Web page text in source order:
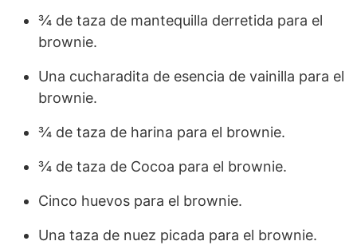
¾ de taza de mantequilla derretida para el
brownie.
Una cucharadita de esencia de vainilla para el
brownie.
¾ de taza de harina para el brownie.
¾ de taza de Cocoa para el brownie.
Cinco huevos para el brownie.
Una taza de nuez picada para el brownie.